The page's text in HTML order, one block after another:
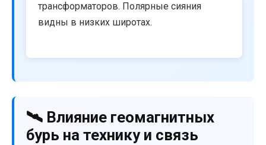
трансформаторов. Полярные сияния
видны в низких широтах.
🛰️ Влияние геомагнитных
бурь на технику и связь